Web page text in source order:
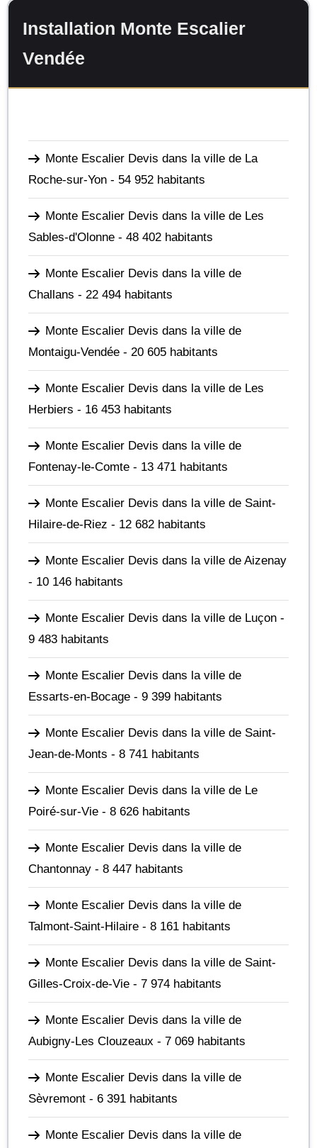
Installation Monte Escalier
Vendée
Monte Escalier Devis dans la ville de La
Roche-sur-Yon - 54 952 habitants
Monte Escalier Devis dans la ville de Les
Sables-d'Olonne - 48 402 habitants
Monte Escalier Devis dans la ville de
Challans - 22 494 habitants
Monte Escalier Devis dans la ville de
Montaigu-Vendée - 20 605 habitants
Monte Escalier Devis dans la ville de Les
Herbiers - 16 453 habitants
Monte Escalier Devis dans la ville de
Fontenay-le-Comte - 13 471 habitants
Monte Escalier Devis dans la ville de Saint-
Hilaire-de-Riez - 12 682 habitants
Monte Escalier Devis dans la ville de Aizenay
- 10 146 habitants
Monte Escalier Devis dans la ville de Luçon -
9 483 habitants
Monte Escalier Devis dans la ville de
Essarts-en-Bocage - 9 399 habitants
Monte Escalier Devis dans la ville de Saint-
Jean-de-Monts - 8 741 habitants
Monte Escalier Devis dans la ville de Le
Poiré-sur-Vie - 8 626 habitants
Monte Escalier Devis dans la ville de
Chantonnay - 8 447 habitants
Monte Escalier Devis dans la ville de
Talmont-Saint-Hilaire - 8 161 habitants
Monte Escalier Devis dans la ville de Saint-
Gilles-Croix-de-Vie - 7 974 habitants
Monte Escalier Devis dans la ville de
Aubigny-Les Clouzeaux - 7 069 habitants
Monte Escalier Devis dans la ville de
Sèvremont - 6 391 habitants
Monte Escalier Devis dans la ville de